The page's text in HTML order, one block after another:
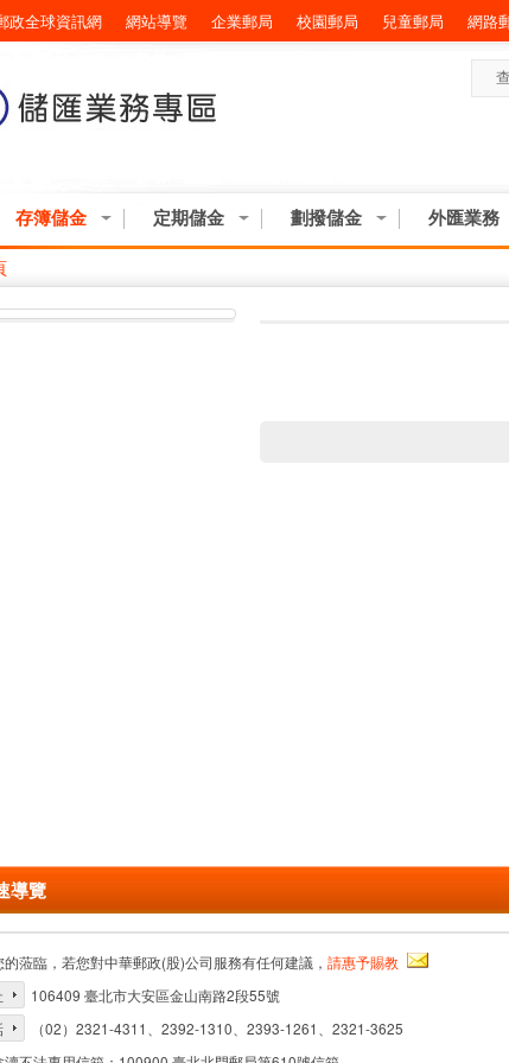
政全球資訊網 網站導覽 企業郵局 校園郵局 兒童郵局 網路
存簿儲金 定期儲金 劃撥儲金 外匯業務
導覽
的蒞臨，若您對中華郵政(股)公司服務有任何建議， 請惠予賜教
106409 臺北市大安區金山南路2段55號
（02）2321-4311、2392-1310、2393-1261、2321-3625